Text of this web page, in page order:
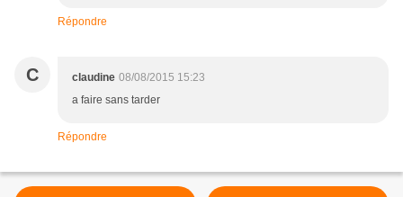
Répondre
C claudine 08/08/2015 15:23
a faire sans tarder
Répondre